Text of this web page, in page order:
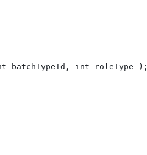
batchTypeId, int roleType );